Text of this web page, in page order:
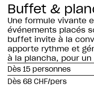
Buffet &
Une formule vivante
événements placés
buffet invite à la
apporte rythme et
à la plancha, pour
Dès 15 personnes
Dès 68 CHF/pers